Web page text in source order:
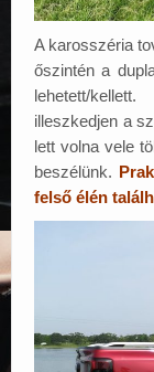
A karosszéria
őszintén a
lehetett/
illeszkedjen a
lett volna vele
beszélünk.
felső élén